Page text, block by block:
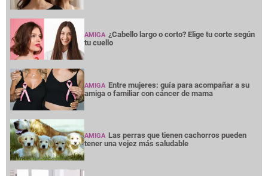
AMIGA ¿Cabello largo o corto? Elige tu corte según
tu cuello
AMIGA Entre mujeres: guía para acompañar a su
amiga o familiar con cáncer de mama
AMIGA Las perras que tienen cachorros pueden
tener una vejez más saludable